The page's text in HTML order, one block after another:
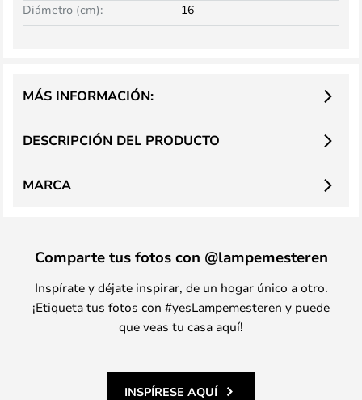
Diámetro (cm): 16
DESCRIPCIÓN DEL PRODUCTO
MÁS INFORMACIÓN:
MARCA
Comparte tus fotos con @lampemesteren
Inspírate y déjate inspirar, de un hogar único a otro.
¡Etiqueta tus fotos con #yesLampemesteren y puede
que veas tu casa aquí!
INSPÍRESE AQUÍ